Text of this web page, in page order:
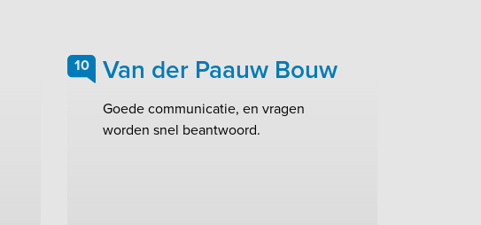
10 Van der Paauw Bouw
Goede communicatie, en vragen
worden snel beantwoord.